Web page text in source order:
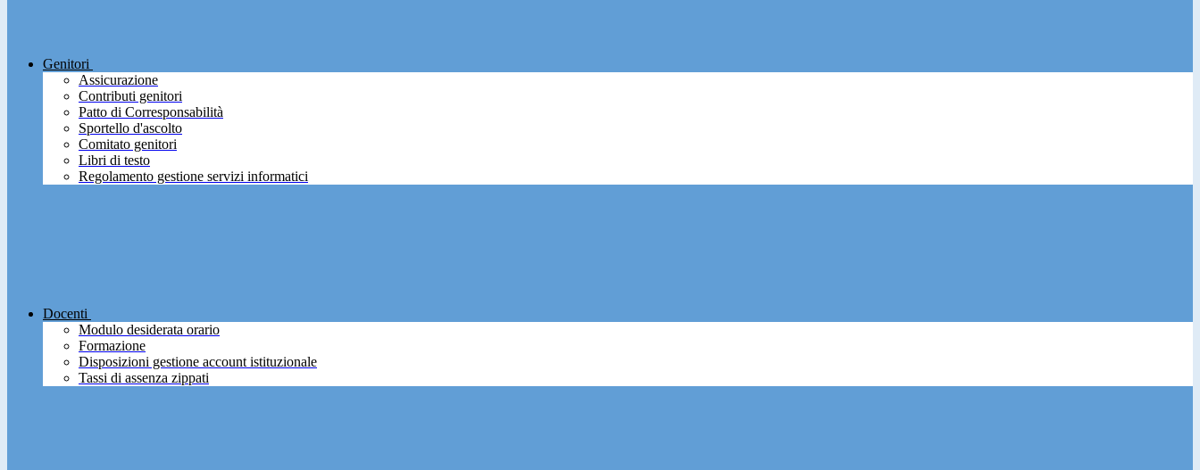
Genitori
Assicurazione
Contributi genitori
Patto di Corresponsabilità
Sportello d'ascolto
Comitato genitori
Libri di testo
Regolamento gestione servizi informatici
Docenti
Modulo desiderata orario
Formazione
Disposizioni gestione account istituzionale
Tassi di assenza zippati